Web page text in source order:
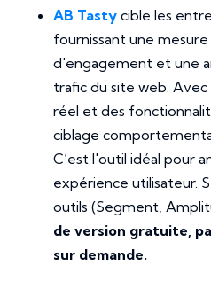
AB Tasty cible les
fournissant une
d'engagement et une
trafic du site web.
réel et des
ciblage
C’est l'outil idéal pour
expérience utilisateur.
outils (Segment,
de version gratuite,
sur demande.